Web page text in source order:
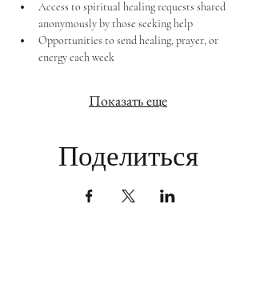
Access to spiritual healing requests shared
anonymously by those seeking help
Opportunities to send healing, prayer, or
energy each week
Показать еще
Поделиться